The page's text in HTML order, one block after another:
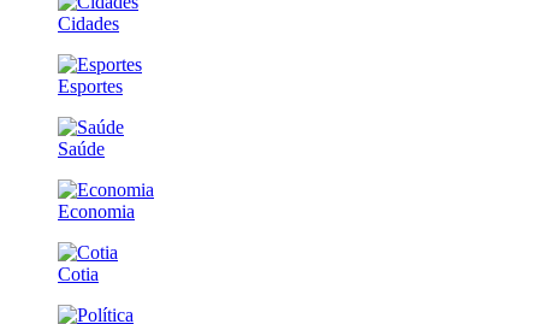
Cidades
Esportes
Saúde
Economia
Cotia